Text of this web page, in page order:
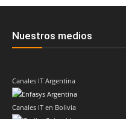
Nuestros medios
Canales IT Argentina
Canales IT en Bolivia